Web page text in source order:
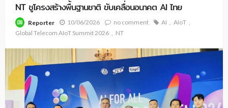
NT ชูโครงสร้างพื้นฐานชาติ ขับเคลื่อนอนาคต AI ไทย
Reporter 10/06/2026 no comment AI
AIoT
Global Telecom AIoT Summit 2026
NT